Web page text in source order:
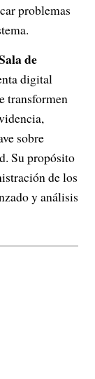
problemas
de
digital
transformen
sobre
Su propósito
de los
y análisis